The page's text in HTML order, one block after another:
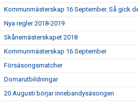
Kommunmästerskap 16 September. Så gick
Nya regler 2018-2019
Skånemästerskapet 2018
Kommunmästerskap 16 September
Försäsongsmatcher
Domarutbildningar
20 Augusti börjar innebandysäsongen